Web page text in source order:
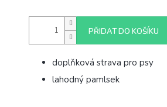
PŘIDAT DO KOŠÍKU
doplňková strava pro psy
lahodný pamlsek